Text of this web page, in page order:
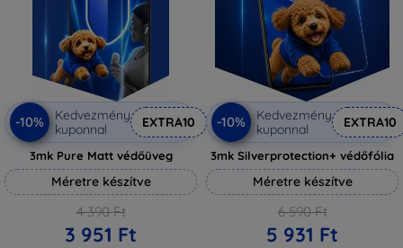
-10%
Kedvezmény
kuponnal
EXTRA10
3mk Pure Matt védőüveg
Méretre készítve
4 390 Ft
3 951 Ft
-10%
Kedvezmény
kuponnal
EXTRA10
3mk Silverprotection+ védőfólia
Méretre készítve
6 590 Ft
5 931 Ft